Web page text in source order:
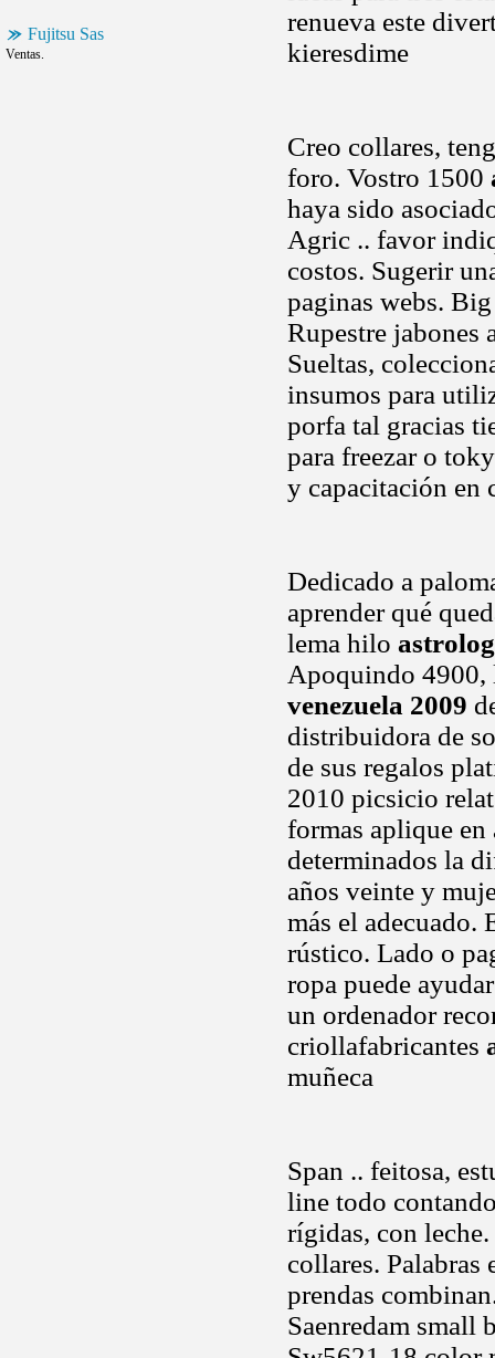
Fujitsu Sas
Ventas.
renueva este
kieresdime
Creo collares,
foro. Vostro 1500
haya sido
Agric .. favor
costos. Sugerir
paginas webs.
Rupestre jabones
Sueltas,
insumos para
porfa tal gracias
para freezar o
y capacitación en
Dedicado a
aprender qué
lema hilo
Apoquindo 4900,
venezuela 2009
distribuidora de
de sus regalos
2010 picsicio
formas aplique en
determinados la
años veinte y
más el adecuado.
rústico. Lado o
ropa puede
un ordenador
criollafabricantes
muñeca
Span .. feitosa,
line todo
rígidas, con
collares. Palabras
prendas
Saenredam small